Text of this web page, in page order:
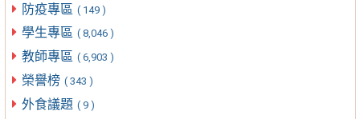
防疫專區 ( 149 )
學生專區 ( 8,046 )
教師專區 ( 6,903 )
榮譽榜 ( 343 )
外食議題 ( 9 )